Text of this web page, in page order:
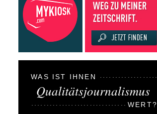
WAS IST IHNEN
Qualitätsjournalismus
WERT?